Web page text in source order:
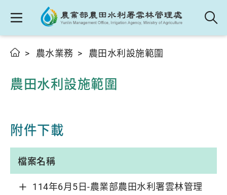
農水業務 農田水利設施範圍
農田水利設施範圍
附件下載
檔案名稱
114年6月5日-農業部農田水利署雲林管理